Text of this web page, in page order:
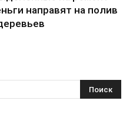
направят на полив